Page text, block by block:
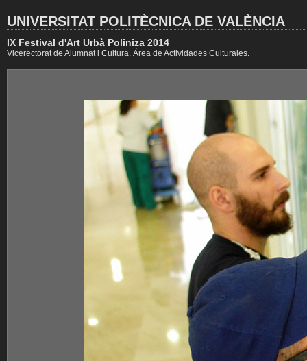
UNIVERSITAT POLITÈCNICA DE VALÈNCIA
IX Festival d'Art Urbà Poliniza 2014
Vicerectorat de Alumnat i Cultura. Área de Actividades Culturales.